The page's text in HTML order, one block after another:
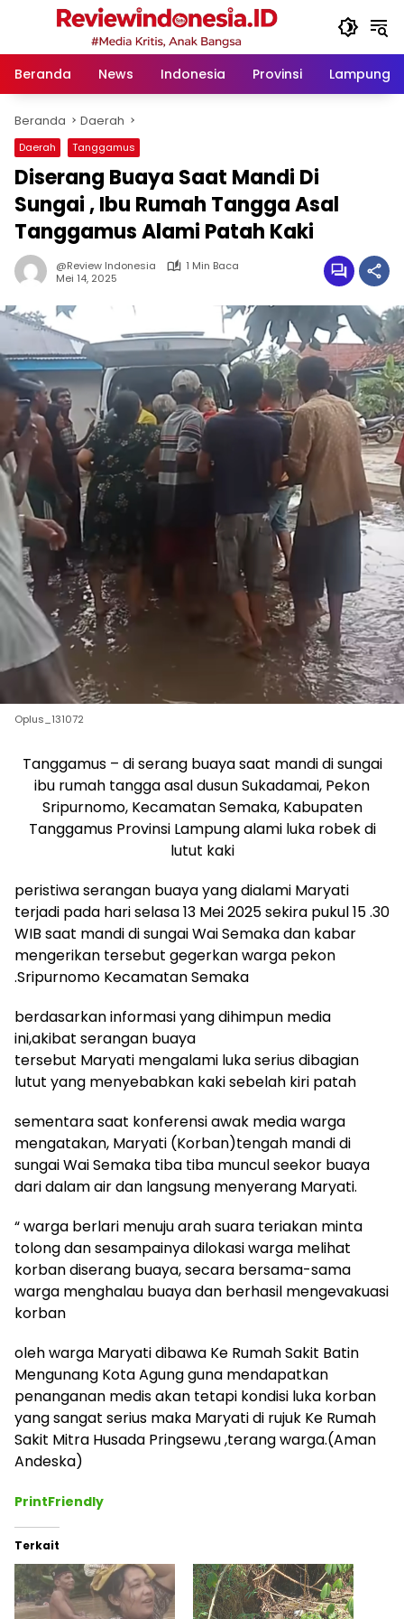
Langsung
Beranda
News Indonesia Provinsi Lampung
Beranda Daerah
Daerah Tanggamus
Diserang Buaya Saat Mandi Di
Sungai , Ibu Rumah Tangga Asal
Tanggamus Alami Patah Kaki
@Review Indonesia
1 Min Baca
Mei 14, 2025
Oplus_131072
Tanggamus – di serang buaya saat mandi di sungai
ibu rumah tangga asal dusun Sukadamai, Pekon
Sripurnomo, Kecamatan Semaka, Kabupaten
Tanggamus Provinsi Lampung alami luka robek di
lutut kaki
peristiwa serangan buaya yang dialami Maryati
terjadi pada hari selasa 13 Mei 2025 sekira pukul 15 .30
WIB saat mandi di sungai Wai Semaka dan kabar
mengerikan tersebut gegerkan warga pekon
.Sripurnomo Kecamatan Semaka
berdasarkan informasi yang dihimpun media
ini,akibat serangan buaya
tersebut Maryati mengalami luka serius dibagian
lutut yang menyebabkan kaki sebelah kiri patah
sementara saat konferensi awak media warga
mengatakan, Maryati (Korban)tengah mandi di
sungai Wai Semaka tiba tiba muncul seekor buaya
dari dalam air dan langsung menyerang Maryati.
“ warga berlari menuju arah suara teriakan minta
tolong dan sesampainya dilokasi warga melihat
korban diserang buaya, secara bersama-sama
warga menghalau buaya dan berhasil mengevakuasi
korban
oleh warga Maryati dibawa Ke Rumah Sakit Batin
Mengunang Kota Agung guna mendapatkan
penanganan medis akan tetapi kondisi luka korban
yang sangat serius maka Maryati di rujuk Ke Rumah
Sakit Mitra Husada Pringsewu ,terang warga.(Aman
Andeska)
PrintFriendly
Terkait